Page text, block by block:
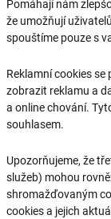
Pomáhají nám
že umožňují
spouštíme pouze s
Reklamní cookies
zobrazit reklamu a
a online chování.
souhlasem.
Upozorňujeme, že
služeb) mohou
shromažďovaným
cookies a jejich